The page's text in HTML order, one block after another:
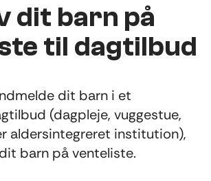
dit barn på
til dagtilbud
dit barn i et
(dagpleje, vuggestue,
aldersintegreret institution),
barn på venteliste.